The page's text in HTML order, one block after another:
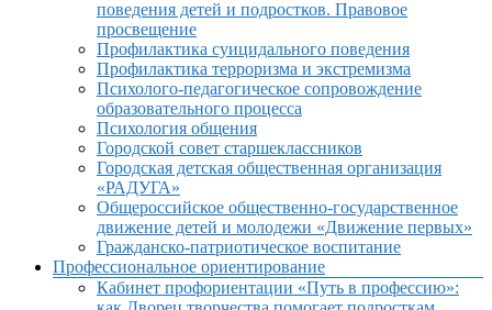
поведения детей и подростков. Правовое
просвещение
Профилактика суицидального поведения
Профилактика терроризма и экстремизма
Психолого-педагогическое сопровождение
образовательного процесса
Психология общения
Городской совет старшеклассников
Городская детская общественная организация
«РАДУГА»
Общероссийское общественно-государственное
движение детей и молодежи «Движение первых»
Гражданско-патриотическое воспитание
Профессиональное ориентирование
Кабинет профориентации «Путь в профессию»: